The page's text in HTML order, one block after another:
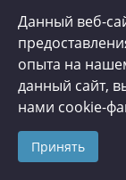
Данный веб-
опыта на
данный сайт,
нами cookie-
Принять